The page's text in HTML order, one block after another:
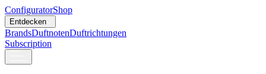
ConfiguratorShop
Entdecken
BrandsDuftnotenDuftrichtungen
Subscription